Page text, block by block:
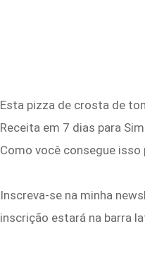
Esta pizza de crosta de
Receita em 7 dias para
Como você consegue isso
Inscreva-se na minha
inscrição estará na barra